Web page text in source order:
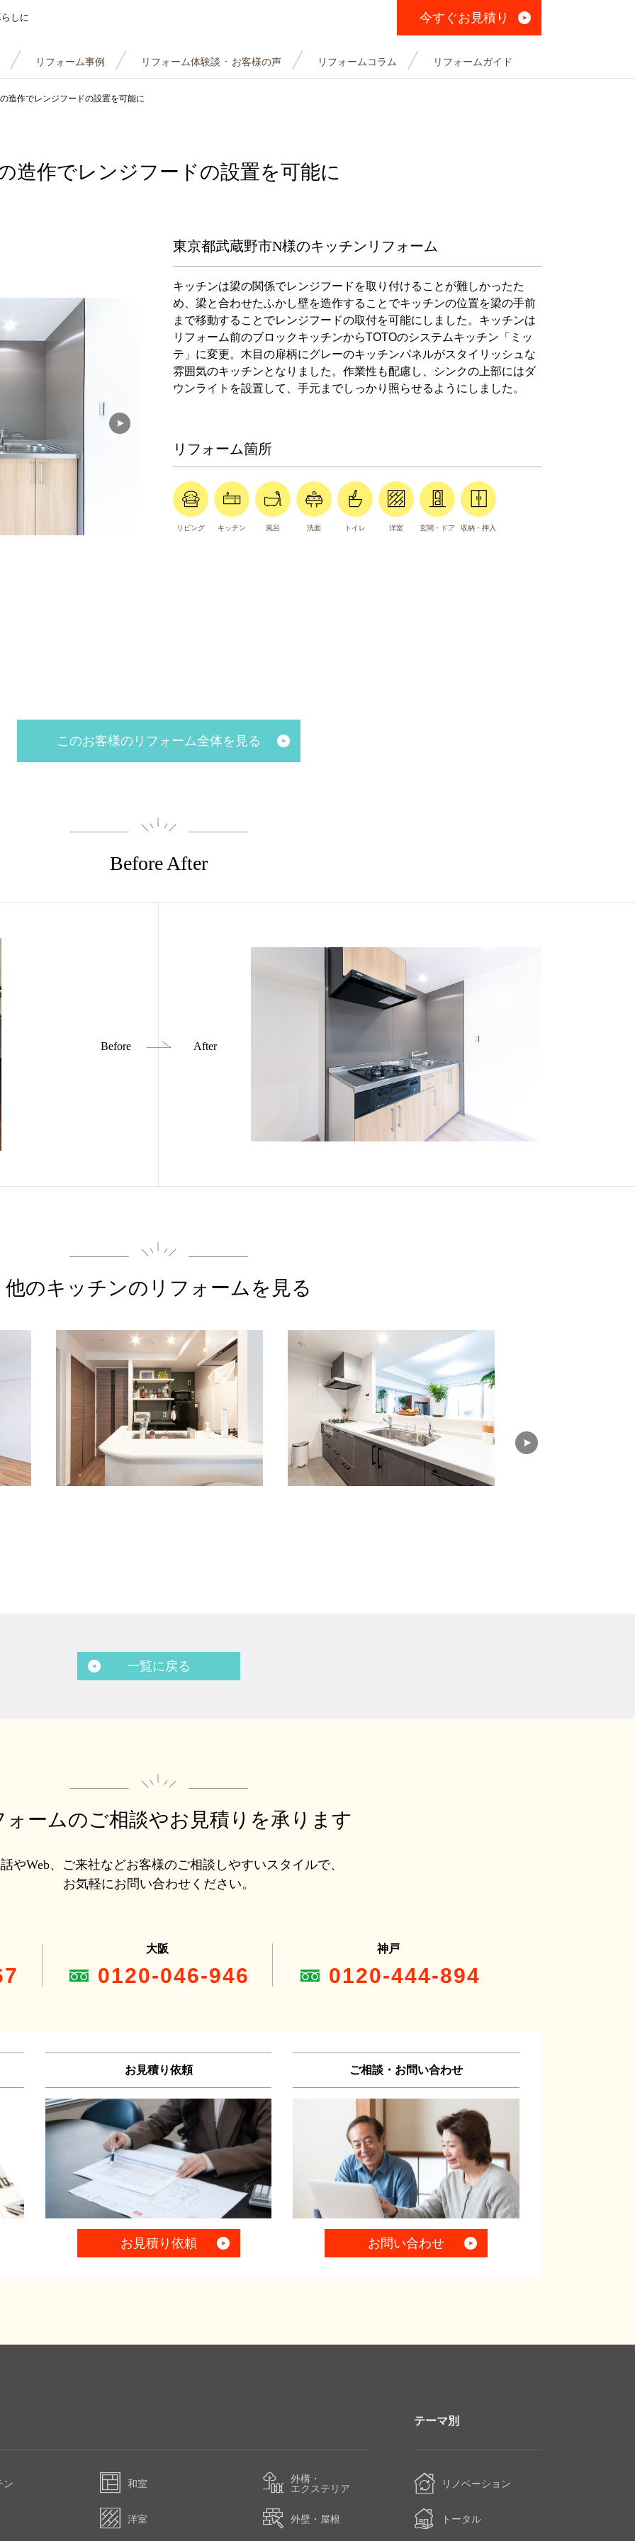
しに 今すぐお見積り
リフォーム事例 リフォーム体験談 ・ お客様の声 リフォームコラム リフォームガイド
造作でレンジフードの設置を可能に
造作でレンジフードの設置を可能に
東京都武蔵野市N様のキッチンリフォーム
キッチンは梁の関係でレンジフードを取り付けることが難しかったた
め、梁と合わせたふかし壁を造作することでキッチンの位置を梁の手前
まで移動することでレンジフードの取付を可能にしました。キッチンは
リフォーム前のブロックキッチンからTOTOのシステムキッチン「ミッ
テ」に変更。木目の扉柄にグレーのキッチンパネルがスタイリッシュな
雰囲気のキッチンとなりました。作業性も配慮し、シンクの上部にはダ
ウンライトを設置して、手元までしっかり照らせるようにしました。
リフォーム箇所
リビング キッチン 風呂 洗面 トイレ 洋室 玄関・ドア 収納・押入
このお客様のリフォーム全体を見る
Before After
他のキッチンの リフォームを見る
一覧に戻る
ォームのご相談やお見積りを承ります
やWeb、ご来社などお客様のご相談しやすいスタイルで、
お気軽にお問い合わせください。
大阪
0120-046-946
神戸
0120-444-894
お見積り依頼
お見積り依頼
ご相談・お問い合わせ
お問い合わせ
ン 和室
洋室
外構・
エクステリア
外壁・屋根
テーマ別
リノベーション
トータル